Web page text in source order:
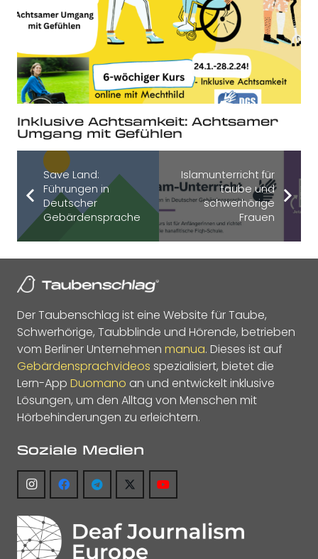
Inklusive Achtsamkeit: Achtsamer
Umgang mit Gefühlen
Save Land:
Führungen in
Deutscher
Gebärdensprache
Islamunterricht für
taube und
schwerhörige
Frauen
Der Taubenschlag ist eine Website für Taube,
Schwerhörige, Taubblinde und Hörende, betrieben
vom Berliner Unternehmen manua. Dieses ist auf
Gebärdensprachvideos spezialisiert, bietet die
Lern-App Duomano an und entwickelt inklusive
Lösungen, um den Alltag von Menschen mit
Hörbehinderungen zu erleichtern.
Soziale Medien